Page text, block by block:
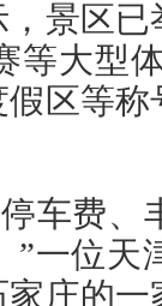
景区
等大型
区等
车费、
”一位天
庄的